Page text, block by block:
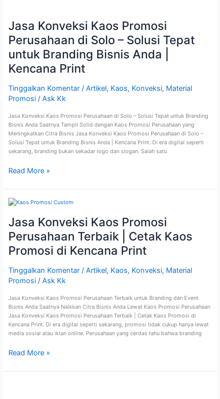
Jasa Konveksi Kaos Promosi
Perusahaan di Solo – Solusi Tepat
untuk Branding Bisnis Anda |
Kencana Print
Tinggalkan Komentar / Artikel, Kaos, Konveksi, Material
Promosi/ Ask Kk
Jasa Konveksi Kaos Promosi Perusahaan di Solo – Solusi Tepat untuk Branding
Bisnis Anda Saatnya Tampil Solid dengan Kaos Promosi Perusahaan yang
Meningkatkan Citra Bisnis Jasa Konveksi Kaos Promosi Perusahaan di Solo –
Solusi Tepat untuk Branding Bisnis Anda | Kencana Print. Di era digital seperti
sekarang, branding bukan sekadar logo dan slogan. Salah satu
Kaos
Promosi
Perusahaan
Solo
–
Tepat
untuk
Branding
Anda
|
Kencana
Print
Read More »
Jasa Konveksi Kaos Promosi
Perusahaan Terbaik | Cetak Kaos
Promosi di Kencana Print
Tinggalkan Komentar / Artikel, Kaos, Konveksi, Material
Promosi/ Ask Kk
Jasa Konveksi Kaos Promosi Perusahaan Terbaik untuk Branding dan Event
Bisnis Anda Saatnya Naikkan Citra Bisnis Anda Lewat Kaos Promosi Perusahaan
Jasa Konveksi Kaos Promosi Perusahaan Terbaik | Cetak Kaos Promosi di
Kencana Print. Di era digital seperti sekarang, promosi tidak cukup hanya lewat
media sosial atau iklan online. Perusahaan yang cerdas tahu bahwa branding
Jasa
Kaos
Promosi
Perusahaan
Terbaik
|
Kaos
Promosi
Kencana
Print
Read More »